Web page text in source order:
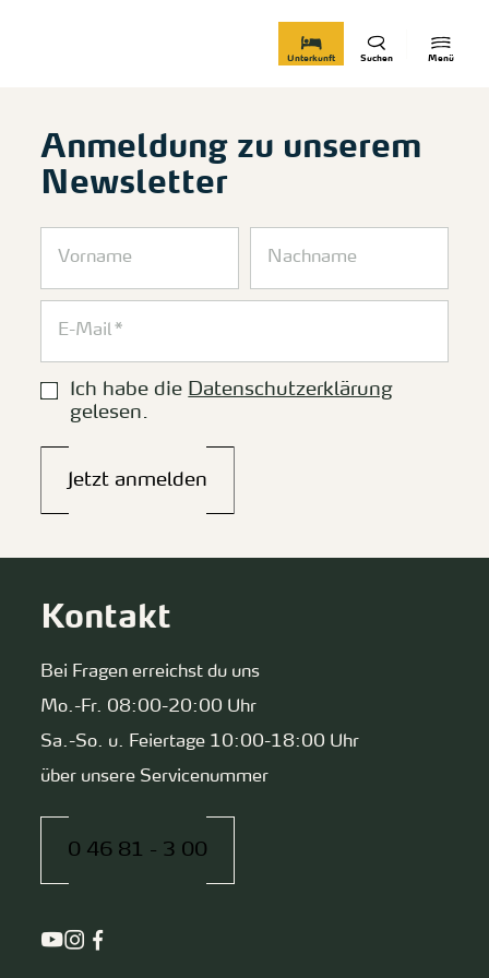
Menü
Suchen
Unterkunft
Anmeldung zu unserem
Newsletter
Ich habe die Datenschutzerklärung
gelesen.
Jetzt anmelden
Kontakt
Bei Fragen erreichst du uns
Mo.-Fr. 08:00-20:00 Uhr
Sa.-So. u. Feiertage 10:00-18:00 Uhr
über unsere Servicenummer
0 46 81 - 3 00